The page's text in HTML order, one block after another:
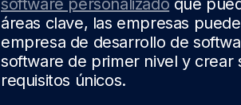
software personalizado que
áreas clave, las empresas
empresa de desarrollo de
software de primer nivel y crear
requisitos únicos.